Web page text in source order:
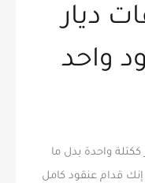
ديار
واحد
واحدة بدل ما
قدام عنقود كامل